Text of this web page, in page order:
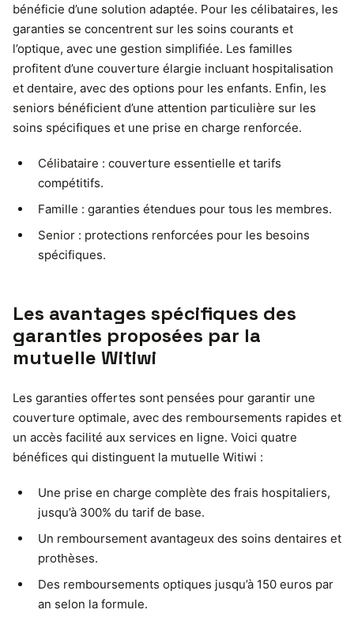
bénéficie d’une solution adaptée. Pour les célibataires, les
garanties se concentrent sur les soins courants et
l’optique, avec une gestion simplifiée. Les familles
profitent d’une couverture élargie incluant hospitalisation
et dentaire, avec des options pour les enfants. Enfin, les
seniors bénéficient d’une attention particulière sur les
soins spécifiques et une prise en charge renforcée.
Célibataire : couverture essentielle et tarifs
compétitifs.
Famille : garanties étendues pour tous les membres.
Senior : protections renforcées pour les besoins
spécifiques.
Les avantages spécifiques des
garanties proposées par la
mutuelle Witiwi
Les garanties offertes sont pensées pour garantir une
couverture optimale, avec des remboursements rapides et
un accès facilité aux services en ligne. Voici quatre
bénéfices qui distinguent la mutuelle Witiwi :
Une prise en charge complète des frais hospitaliers,
jusqu’à 300% du tarif de base.
Un remboursement avantageux des soins dentaires et
prothèses.
Des remboursements optiques jusqu’à 150 euros par
an selon la formule.